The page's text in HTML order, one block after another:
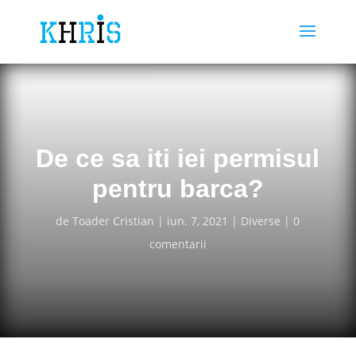
De ce sa iti iei permisul
pentru barca?
deToader Cristian iun. 7, 2021 Diverse
0
comentarii